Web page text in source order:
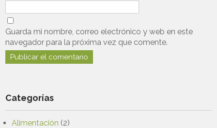
Guarda mi nombre, correo electrónico y web en este
navegador para la próxima vez que comente.
Categorías
Alimentación (2)